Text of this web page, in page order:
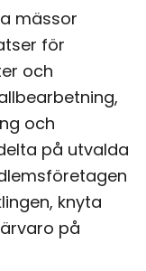
mässor
för
och
och
på utvalda
knyta
på